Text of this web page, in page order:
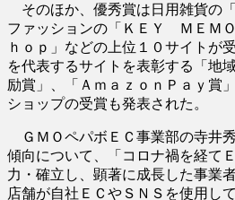
そのほか、優秀賞は日用雑貨の
ファッションの「ＫＥＹ ＭＥ
ｈｏｐ」などの上位１０サイトが
を代表するサイトを表彰する「地
励賞」、「ＡｍａｚｏｎＰａｙ賞
ショップの受賞も発表された。
ＧＭＯペパボＥＣ事業部の寺井
傾向について、「コロナ禍を経て
力・確立し、顕著に成長した事業
店舗が自社ＥＣやＳＮＳを使用し